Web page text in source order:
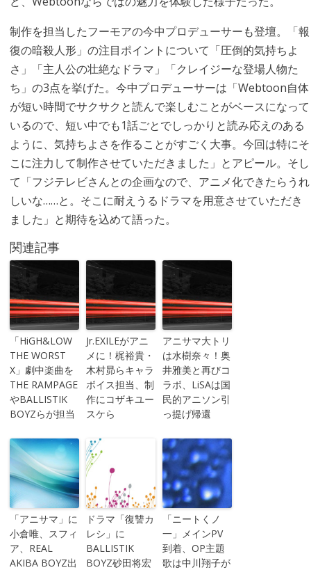
制作を担当したフーモアの今中プロデューサーも登壇。「報
復の暗殺人形」の注目ポイントについて「圧倒的気持ちよ
さ」「主人公の壮絶なドラマ」「クレイジーな登場人物た
ち」の3点を挙げた。今中プロデューサーは「Webtoon自体
が短い時間でサクサクと読んで楽しむことがベースになって
いるので、短い中でも1話ごとでしっかりと読み応えのある
ように、気持ちよさを作ることがすごく大事。今回は特にそ
こに注力して制作させていただきました」とアピール。そし
て「フジテレビさんとの企画なので、アニメ化できたらうれ
しいな……と。そこに耐えうるドラマを用意させていただき
ました」と期待を込めて語った。
関連記事
「HiGH&LOW
THE WORST
X」劇中楽曲を
THE RAMPAGE
やBALLISTIK
BOYZらが担当
Jr.EXILEがアニ
メに！梶裕貴・
木村昴らキャラ
ボイス担当、制
作にコザキユー
スケら
アニサマ大トリ
は水樹奈々！奥
井雅美と再びコ
ラボ、LiSAは国
民的アニソン引
っ提げ帰還
「アニサマ」に
小倉唯、スフィ
ア、REAL
AKIBA BOYZ出
ドラマ「復讐カ
レシ」に
BALLISTIK
BOYZ砂田将宏
「ニートくノ
一」メインPV
到着、OP主題
歌は中川翔子が